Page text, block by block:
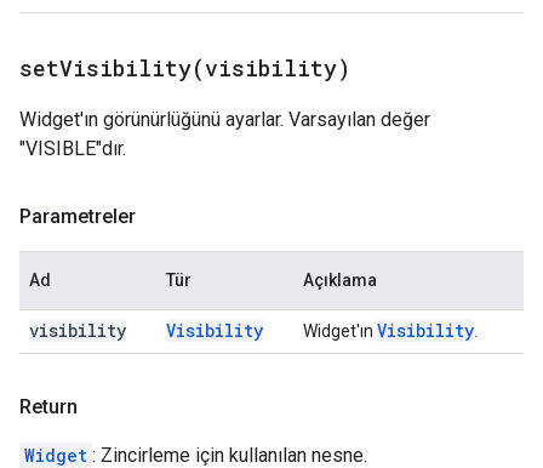
setVisibility(visibility)
Widget'ın görünürlüğünü ayarlar. Varsayılan değer
"VISIBLE"dır.
Parametreler
Ad Tür Açıklama
visibility Visibility Widget'ın Visibility
Return
Widget : Zincirleme için kullanılan nesne.